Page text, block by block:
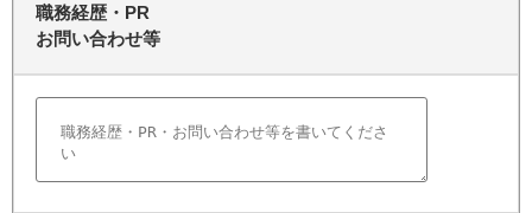
職務経歴・PR
お問い合わせ等